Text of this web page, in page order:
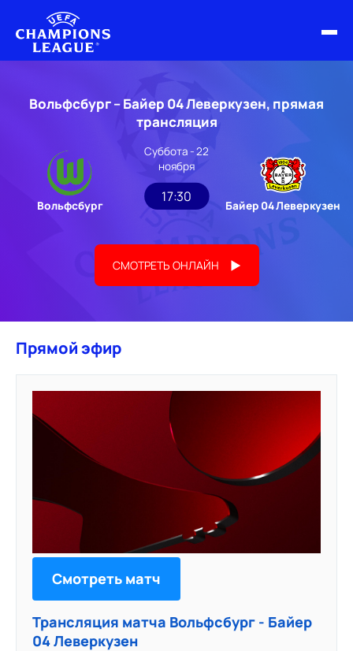
ОБЗОРЫ ЛЧ УЕФА
НОВОСТИ
РАСПИСАНИЕ
Вольфсбург – Байер 04 Леверкузен, прямая
трансляция
Вольфсбург
Суббота - 22
ноября
17:30
Байер 04 Леверкузен
СМОТРЕТЬ ОНЛАЙН
Прямой эфир
Смотреть матч
Трансляция матча Вольфсбург - Байер
04 Леверкузен